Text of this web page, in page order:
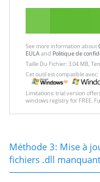
See more information about
EULAand Politique de
Taille Du Fichier: 3.04 MB,
Cet outil est compatible avec:
Limitations: trial version
windows registry for FREE.
Méthode 3: Mise à
fichiers .dll